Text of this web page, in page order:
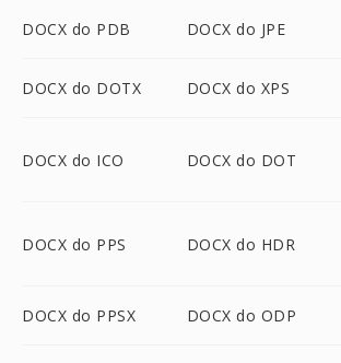
DOCX do PDB DOCX do JPE
DOCX do DOTX DOCX do XPS
DOCX do ICO DOCX do DOT
DOCX do PPS DOCX do HDR
DOCX do PPSX DOCX do ODP